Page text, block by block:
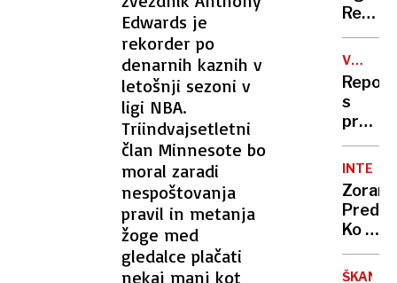
Edwards je
rekorder po
denarnih kaznih v
letošnji sezoni v
ligi NBA.
Triindvajsetletni
član Minnesote bo
moral zaradi
nespoštovanja
pravil in metanja
žoge med
gledalce plačati
nekaj manj kot
z
in
ki
poje
v 50
jezikih
V
SRBIJI
s
Lažje
je v
Srbiji
razbiti
atom
kot
Zoran
Predin:
Ko ti
najbolj